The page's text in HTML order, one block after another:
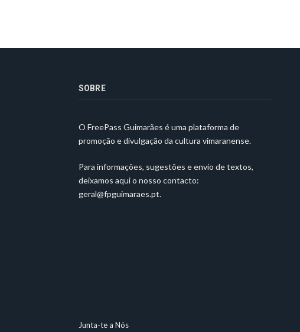
SOBRE
O FreePass Guimarães é uma plataforma de
promoção e divulgação da cultura vimaranense.
Para informações, sugestões e envio de textos,
deixamos aqui o nosso contacto:
geral@fpguimaraes.pt.
Junta-te a Nós